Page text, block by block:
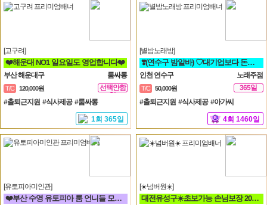
[고구려]
❤️해운대 NO1 일요일도 영업합니다❤️
부산 해운대구 룸싸롱
T/C 120,000원
선택안함
일
#출퇴근지원 #식사제공 #룸싸롱
1회 365일
[별밤노래방]
❣️(연수구 밤알바) ♡대기업보다 돈더벌자 젊은실장♡❣️
인천 연수구 노래주점
T/C 50,000원
365일
#출퇴근지원 #식사제공 #아가씨
4회 1460일
[유토피아미인관]
❤️부산 수영 유토피아 룸 언니들 모십니다^^❤️
[☀️넘버원☀️]
대전유성구☀️초보가능 손님보장 20대30대가족모집☀️